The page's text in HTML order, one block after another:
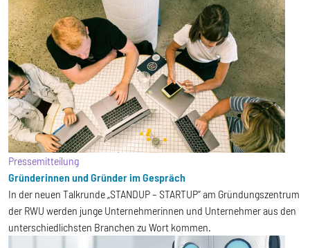
Pressemitteilung
Gründerinnen und Gründer im Gespräch
In der neuen Talkrunde „STANDUP – STARTUP“ am Gründungszentrum
der RWU werden junge Unternehmerinnen und Unternehmer aus den
unterschiedlichsten Branchen zu Wort kommen.